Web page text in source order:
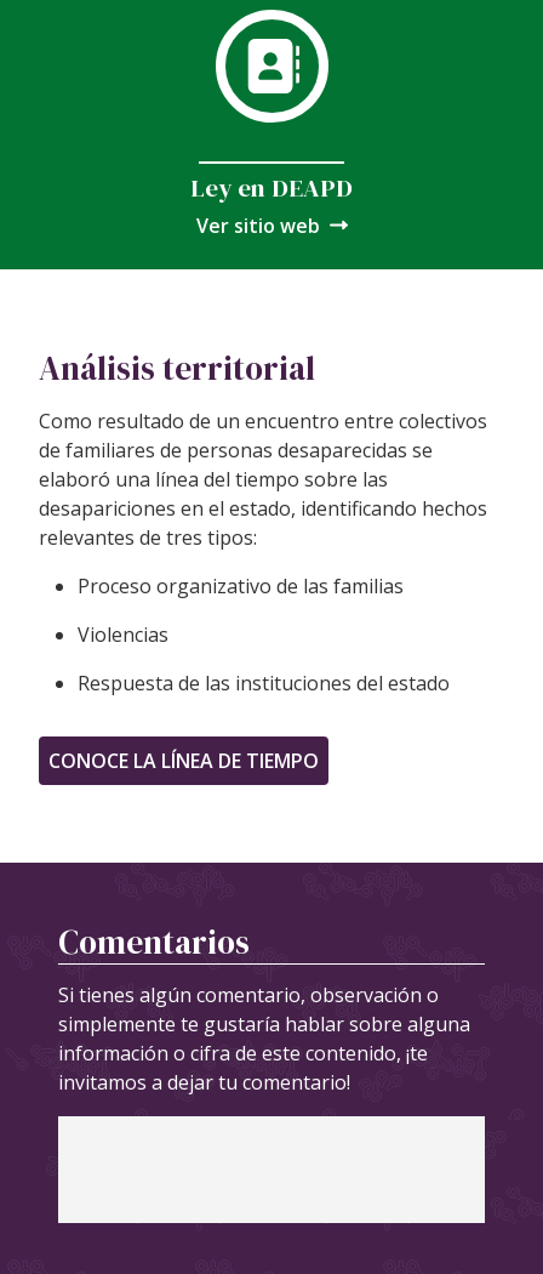
Ley en DEAPD
Ver sitio web
Análisis territorial
Como resultado de un encuentro entre colectivos
de familiares de personas desaparecidas se
elaboró una línea del tiempo sobre las
desapariciones en el estado, identificando hechos
relevantes de tres tipos:
Proceso organizativo de las familias
Violencias
Respuesta de las instituciones del estado
CONOCE LA LÍNEA DE TIEMPO
Comentarios
Si tienes algún comentario, observación o
simplemente te gustaría hablar sobre alguna
información o cifra de este contenido, ¡te
invitamos a dejar tu comentario!